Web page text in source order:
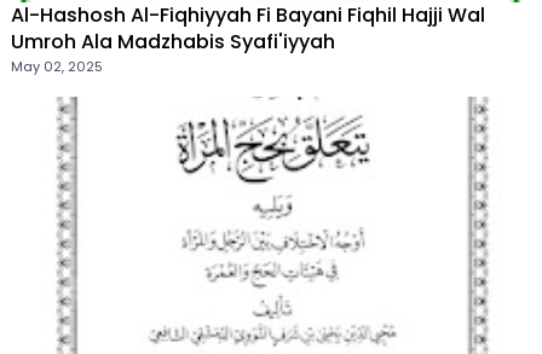
Al-Hashosh Al-Fiqhiyyah Fi Bayani Fiqhil Hajji Wal
Umroh Ala Madzhabis Syafi'iyyah
May 02, 2025